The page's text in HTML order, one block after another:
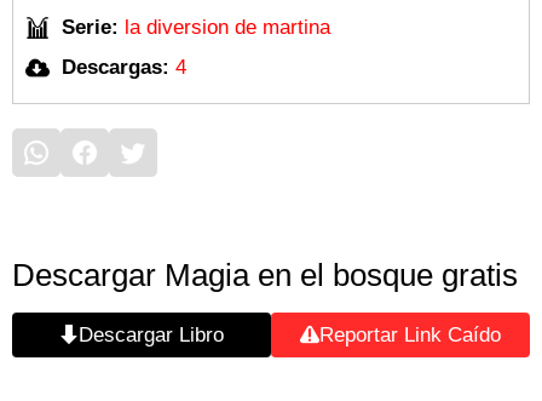
Serie: la diversion de martina
Descargas: 4
Descargar Magia en el bosque gratis
Descargar Libro Reportar Link Caído